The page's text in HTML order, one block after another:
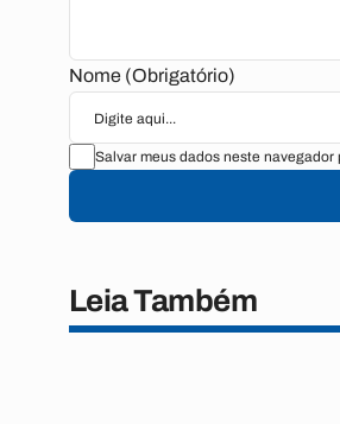
Nome (Obrigatório)
Salvar meus dados neste
Leia Também